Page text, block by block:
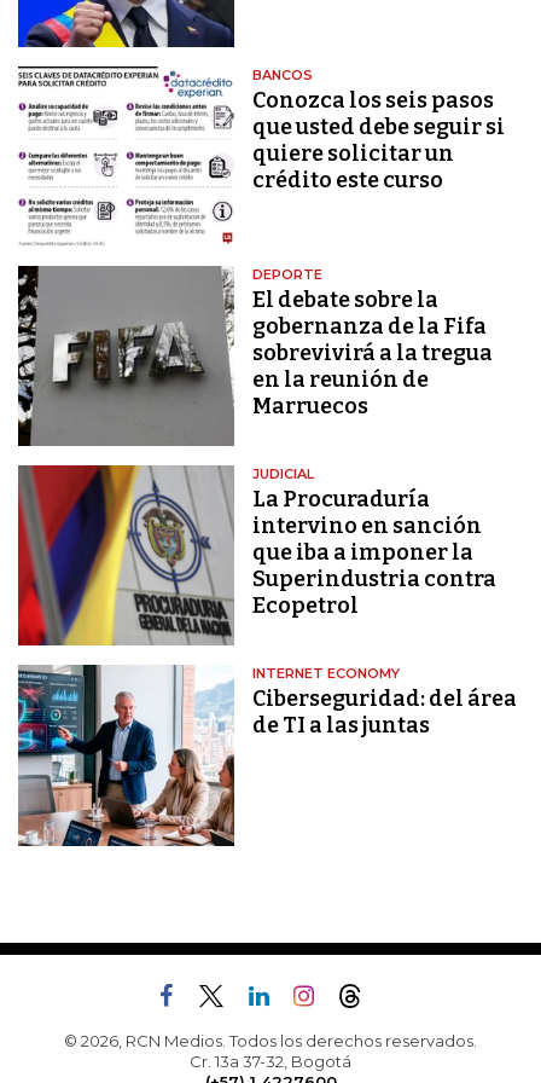
BANCOS
Conozca los seis pasos
que usted debe seguir si
quiere solicitar un
crédito este curso
DEPORTE
El debate sobre la
gobernanza de la Fifa
sobrevivirá a la tregua
en la reunión de
Marruecos
JUDICIAL
La Procuraduría
intervino en sanción
que iba a imponer la
Superindustria contra
Ecopetrol
INTERNET ECONOMY
Ciberseguridad: del área
de TI a las juntas
© 2026, RCN Medios. Todos los derechos reservados.
Cr. 13a 37-32, Bogotá